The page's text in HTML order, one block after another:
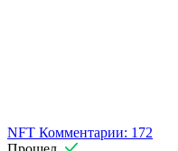
NFT Комментарии: 172